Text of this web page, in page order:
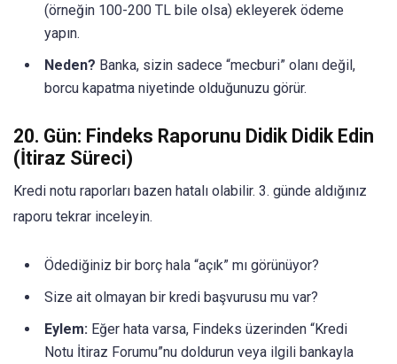
(örneğin 100-200 TL bile olsa) ekleyerek ödeme
yapın.
Neden? Banka, sizin sadece “mecburi” olanı değil,
borcu kapatma niyetinde olduğunuzu görür.
20. Gün: Findeks Raporunu Didik Didik Edin
(İtiraz Süreci)
Kredi notu raporları bazen hatalı olabilir. 3. günde aldığınız
raporu tekrar inceleyin.
Ödediğiniz bir borç hala “açık” mı görünüyor?
Size ait olmayan bir kredi başvurusu mu var?
Eylem: Eğer hata varsa, Findeks üzerinden “Kredi
Notu İtiraz Forumu”nu doldurun veya ilgili bankayla